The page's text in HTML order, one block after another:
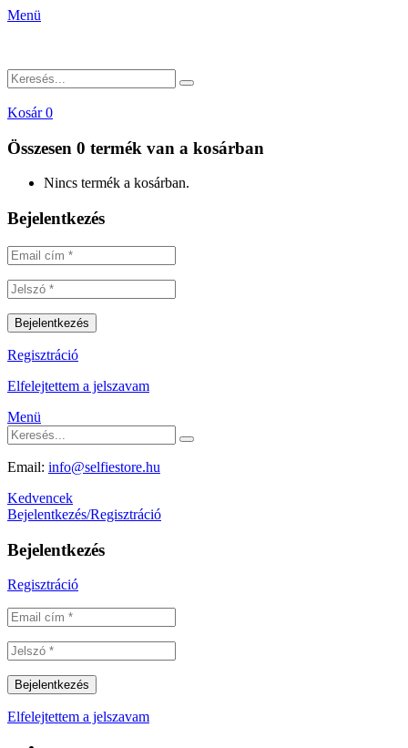
Menü
Kosár 0
Összesen 0 termék van a kosárban
Nincs termék a kosárban.
Bejelentkezés
Regisztráció
Elfelejtettem a jelszavam
Menü
Email: info@selfiestore.hu
Kedvencek
Bejelentkezés/Regisztráció
Bejelentkezés
Regisztráció
Elfelejtettem a jelszavam